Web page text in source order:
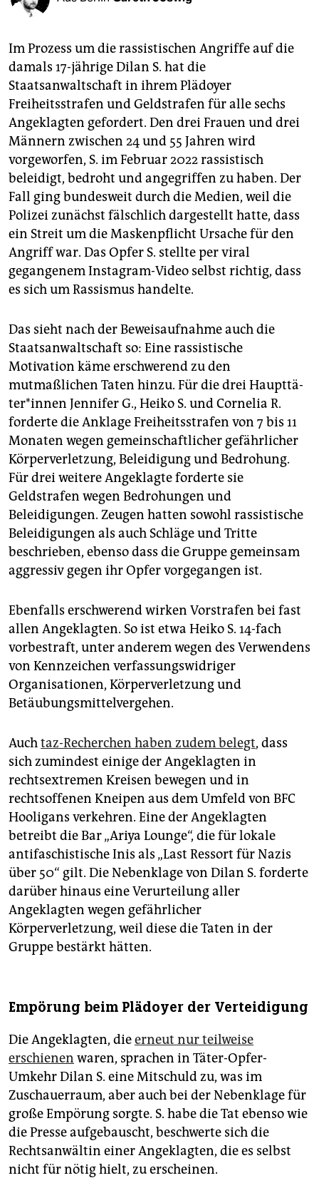
fragen & hilfe
unterstützen
abo
genossenschaft
epaper login
Im Prozess um die rassistischen Angriffe auf die
damals 17-jährige Dilan S. hat die
Staatsanwaltschaft in ihrem Plädoyer
Freiheitsstrafen und Geldstrafen für alle sechs
Angeklagten gefordert. Den drei Frauen und drei
Männern zwischen 24 und 55 Jahren wird
vorgeworfen, S. im Februar 2022 rassistisch
beleidigt, bedroht und angegriffen zu haben. Der
Fall ging bundesweit durch die Medien, weil die
Polizei zunächst fälschlich dargestellt hatte, dass
ein Streit um die Maskenpflicht Ursache für den
Angriff war. Das Opfer S. stellte per viral
gegangenem Instagram-Video selbst richtig, dass
es sich um Rassismus handelte.
Das sieht nach der Beweisaufnahme auch die
Staatsanwaltschaft so: Eine rassistische
Motivation käme erschwerend zu den
mutmaßlichen Taten hinzu. Für die drei Haupt­tä­
te­r*in­nen Jennifer G., Heiko S. und Cornelia R.
forderte die Anklage Freiheitsstrafen von 7 bis 11
Monaten wegen gemeinschaftlicher gefährlicher
Körperverletzung, Beleidigung und Bedrohung.
Für drei weitere Angeklagte forderte sie
Geldstrafen wegen Bedrohungen und
Beleidigungen. Zeugen hatten sowohl rassistische
Beleidigungen als auch Schläge und Tritte
beschrieben, ebenso dass die Gruppe gemeinsam
aggressiv gegen ihr Opfer vorgegangen ist.
Ebenfalls erschwerend wirken Vorstrafen bei fast
allen Angeklagten. So ist etwa Heiko S. 14-fach
vorbestraft, unter anderem wegen des Verwendens
von Kennzeichen verfassungswidriger
Organisationen, Körperverletzung und
Betäubungsmittelvergehen.
Auchtaz-Recherchen haben zudem belegt, dass
sich zumindest einige der Angeklagten in
rechtsextremen Kreisen bewegen und in
rechtsoffenen Kneipen aus dem Umfeld von BFC
Hooligans verkehren. Eine der Angeklagten
betreibt die Bar „Ariya Lounge“, die für lokale
antifaschistische Inis als „Last Ressort für Nazis
über 50“ gilt. Die Nebenklage von Dilan S. forderte
darüber hinaus eine Verurteilung aller
Angeklagten wegen gefährlicher
Körperverletzung, weil diese die Taten in der
Gruppe bestärkt hätten.
Empörung beim Plädoyer der Verteidigung
Die Angeklagten, dieerneut nur teilweise
erschienen waren, sprachen in Täter-Opfer-
Umkehr Dilan S. eine Mitschuld zu, was im
Zuschauerraum, aber auch bei der Nebenklage für
große Empörung sorgte. S. habe die Tat ebenso wie
die Presse aufgebauscht, beschwerte sich die
Rechtsanwältin einer Angeklagten, die es selbst
nicht für nötig hielt, zu erscheinen.